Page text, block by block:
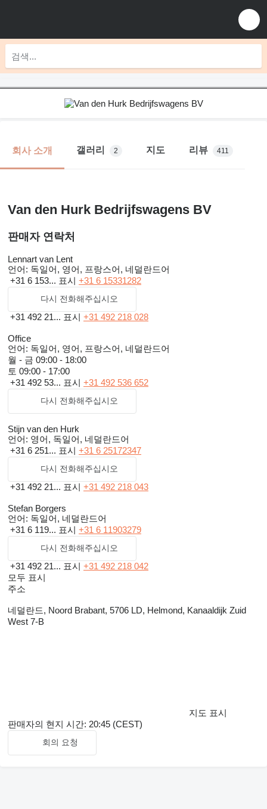
회사 소개 갤러리 2 지도 리뷰 411
Van den Hurk Bedrijfswagens BV
판매자 연락처
Lennart van Lent
언어: 독일어, 영어, 프랑스어, 네덜란드어
+31 6 153... 표시 +31 6 15331282
다시 전화해주십시오
+31 492 21... 표시 +31 492 218 028
Office
언어: 독일어, 영어, 프랑스어, 네덜란드어
월 - 금 09:00 - 18:00
토 09:00 - 17:00
+31 492 53... 표시 +31 492 536 652
다시 전화해주십시오
Stijn van den Hurk
언어: 영어, 독일어, 네덜란드어
+31 6 251... 표시 +31 6 25172347
다시 전화해주십시오
+31 492 21... 표시 +31 492 218 043
Stefan Borgers
언어: 독일어, 네덜란드어
+31 6 119... 표시 +31 6 11903279
다시 전화해주십시오
+31 492 21... 표시 +31 492 218 042
모두 표시
주소
네덜란드, Noord Brabant, 5706 LD, Helmond, Kanaaldijk Zuid
West 7-B
지도 표시
판매자의 현지 시간: 20:45 (CEST)
회의 요청